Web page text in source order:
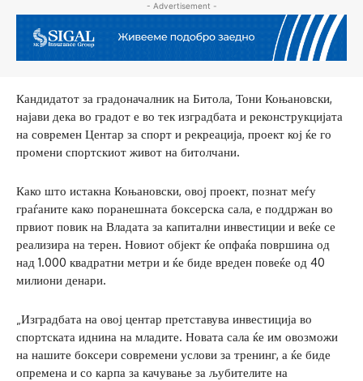
- Advertisement -
Кандидатот за градоначалник на Битола, Тони Коњановски,
најави дека во градот е во тек изградбата и реконструкцијата
на современ Центар за спорт и рекреација, проект кој ќе го
промени спортскиот живот на битолчани.
Како што истакна Коњановски, овој проект, познат меѓу
граѓаните како поранешната боксерска сала, е поддржан во
првиот повик на Владата за капитални инвестиции и веќе се
реализира на терен. Новиот објект ќе опфаќа површина од
над 1.000 квадратни метри и ќе биде вреден повеќе од 40
милиони денари.
„Изградбата на овој центар претставува инвестиција во
спортската иднина на младите. Новата сала ќе им овозможи
на нашите боксери современи услови за тренинг, а ќе биде
опремена и со карпа за качување за љубителите на